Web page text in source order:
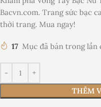
Bacvn.com. Trang sức bạc
thời trang. Mua ngay!
17 Mục đã bán trong lần
THÊM